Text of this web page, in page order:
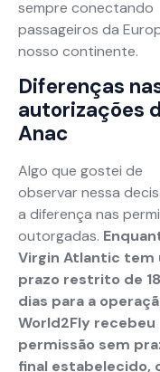
sempre conectando
passageiros da
nosso continente.
Diferenças
autorizações
Anac
Algo que gostei de
observar nessa
a diferença nas
outorgadas.
Virgin Atlantic tem
prazo restrito de
dias para a
World2Fly recebeu
permissão sem
final estabelecido,